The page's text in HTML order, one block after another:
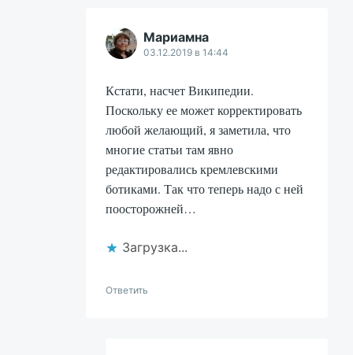
Мариамна
03.12.2019 в 14:44
Кстати, насчет Википедии.
Поскольку ее может корректировать
любой желающий, я заметила, что
многие статьи там явно
редактировались кремлевскими
ботиками. Так что теперь надо с ней
поосторожней…
Загрузка...
Ответить